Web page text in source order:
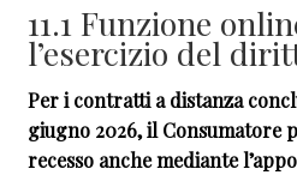
11.1 Funzione
l’esercizio del
Per i contratti a distanza
giugno 2026, il Consumatore
recesso anche mediante